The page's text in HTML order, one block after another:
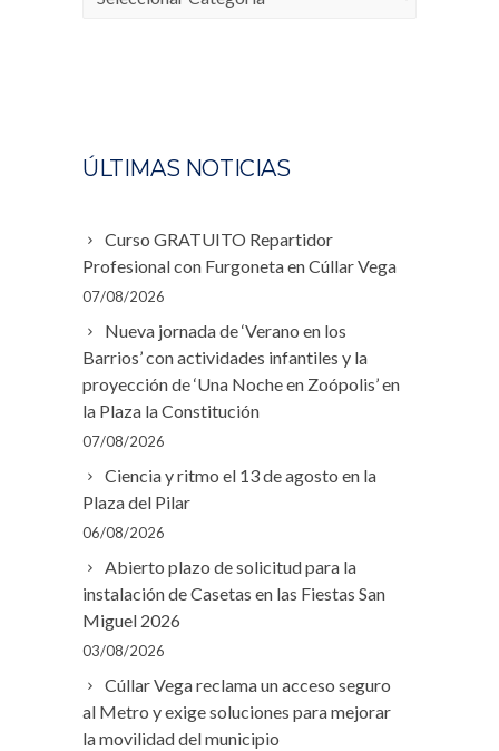
ÚLTIMAS NOTICIAS
Curso GRATUITO Repartidor
Profesional con Furgoneta en Cúllar Vega
07/08/2026
Nueva jornada de ‘Verano en los
Barrios’ con actividades infantiles y la
proyección de ‘Una Noche en Zoópolis’ en
la Plaza la Constitución
07/08/2026
Ciencia y ritmo el 13 de agosto en la
Plaza del Pilar
06/08/2026
Abierto plazo de solicitud para la
instalación de Casetas en las Fiestas San
Miguel 2026
03/08/2026
Cúllar Vega reclama un acceso seguro
al Metro y exige soluciones para mejorar
la movilidad del municipio